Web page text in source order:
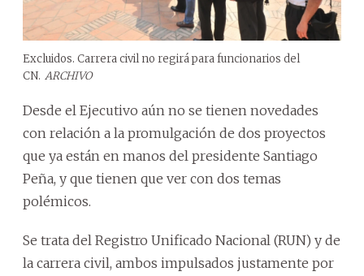
Excluidos. Carrera civil no regirá para funcionarios del
CN. ARCHIVO
Desde el Ejecutivo aún no se tienen novedades
con relación a la promulgación de dos proyectos
que ya están en manos del presidente Santiago
Peña, y que tienen que ver con dos temas
polémicos.
Se trata del Registro Unificado Nacional (RUN) y de
la carrera civil, ambos impulsados justamente por